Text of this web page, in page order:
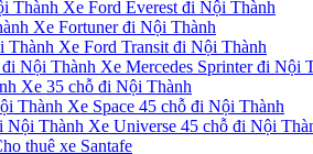
Xe Ford Everest đi Nội Thành
Xe Fortuner đi Nội Thành
Xe Ford Transit đi Nội Thành
Xe Mercedes Sprinter đi Nội
Xe 35 chỗ đi Nội Thành
Xe Space 45 chỗ đi Nội Thành
Xe Universe 45 chỗ đi Nội
thuê xe Santafe